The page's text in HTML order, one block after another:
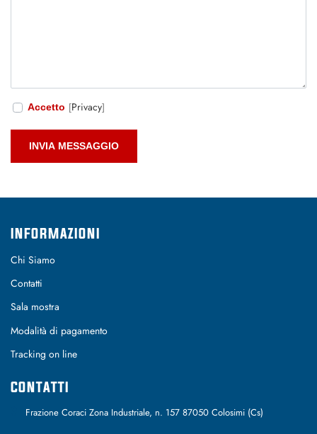
Accetto [Privacy]
INFORMAZIONI
Chi Siamo
Contatti
Sala mostra
Modalità di pagamento
Tracking on line
CONTATTI
Frazione Coraci Zona Industriale, n. 157 87050 Colosimi (Cs)